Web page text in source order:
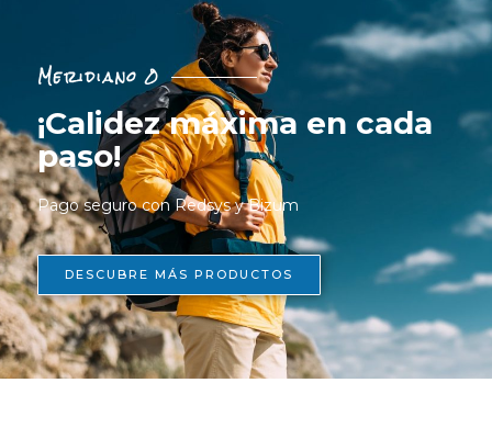
Meridiano 0
¡Calidez máxima en cada
paso!
Pago seguro con Redsys y Bizum
DESCUBRE MÁS PRODUCTOS